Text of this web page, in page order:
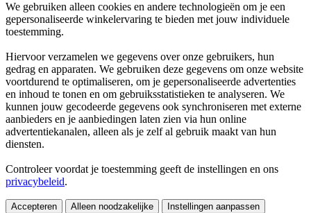
We gebruiken alleen cookies en andere technologieën om je een
gepersonaliseerde winkelervaring te bieden met jouw individuele
toestemming.
Hiervoor verzamelen we gegevens over onze gebruikers, hun
gedrag en apparaten. We gebruiken deze gegevens om onze website
voortdurend te optimaliseren, om je gepersonaliseerde advertenties
en inhoud te tonen en om gebruiksstatistieken te analyseren. We
kunnen jouw gecodeerde gegevens ook synchroniseren met externe
aanbieders en je aanbiedingen laten zien via hun online
advertentiekanalen, alleen als je zelf al gebruik maakt van hun
diensten.
Controleer voordat je toestemming geeft de instellingen en ons
privacybeleid.
Accepteren Alleen noodzakelijke Instellingen aanpassen